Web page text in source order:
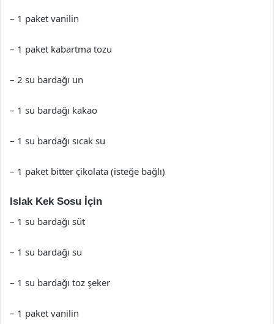
– 1 paket vanilin
– 1 paket kabartma tozu
– 2 su bardağı un
– 1 su bardağı kakao
– 1 su bardağı sıcak su
– 1 paket bitter çikolata (isteğe bağlı)
Islak Kek Sosu İçin
– 1 su bardağı süt
– 1 su bardağı su
– 1 su bardağı toz şeker
– 1 paket vanilin